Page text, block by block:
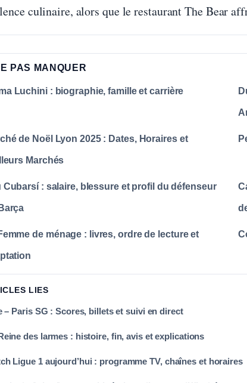
culinaire, alors que le restaurant The Bear
PAS MANQUER
Luchini : biographie, famille et carrière
de Noël Lyon 2025 : Dates, Horaires et
Marchés
Cubarsí : salaire, blessure et profil du défenseur
de ménage : livres, ordre de lecture et
LIES
– Paris SG : Scores, billets et suivi en direct
des larmes : histoire, fin, avis et explications
Ligue 1 aujourd’hui : programme TV, chaînes et horaires